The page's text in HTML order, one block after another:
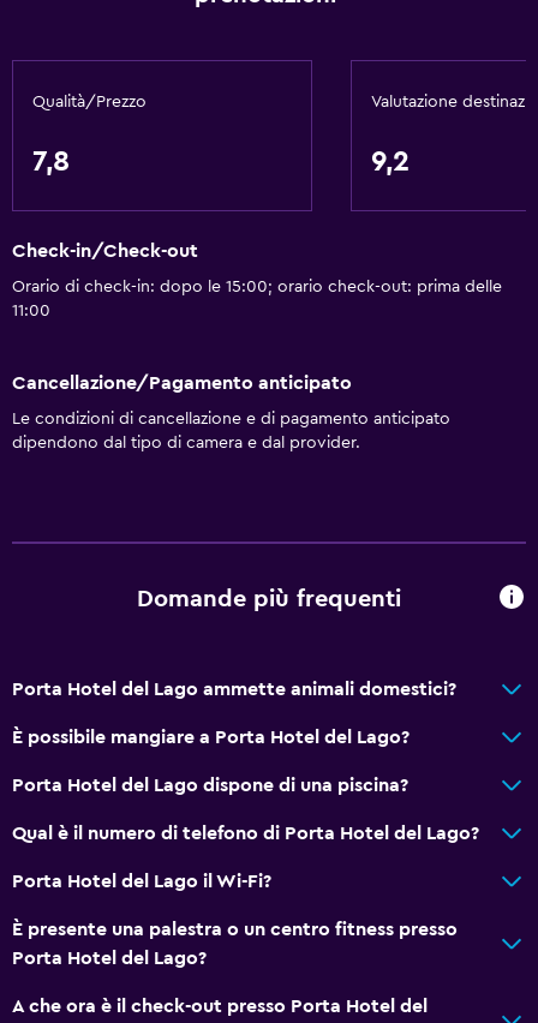
Qualità/Prezzo
7,8
Valutazione
9,2
Check-in/Check-out
Orario di check-in: dopo le 15:00; orario check-out: prima delle
11:00
Cancellazione/Pagamento anticipato
Le condizioni di cancellazione e di pagamento anticipato
dipendono dal tipo di camera e dal provider.
Domande più frequenti
Porta Hotel del Lago ammette animali domestici?
È possibile mangiare a Porta Hotel del Lago?
Porta Hotel del Lago dispone di una piscina?
Qual è il numero di telefono di Porta Hotel del Lago?
Porta Hotel del Lago il Wi-Fi?
È presente una palestra o un centro fitness presso
Porta Hotel del Lago?
A che ora è il check-out presso Porta Hotel del